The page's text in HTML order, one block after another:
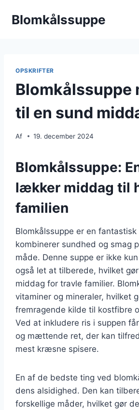
Blomkålssuppe
OPSKRIFTER
Blomkålssuppe
til en sund
Af 19. december 2024
Blomkålssuppe:
lækker middag til
familien
Blomkålssuppe er en
kombinerer sundhed og smag
måde. Denne suppe er ikke
også let at tilberede, hvilket
middag for travle familier.
vitaminer og mineraler, hvilket
fremragende kilde til kostfibre
Ved at inkludere ris i suppen
og mættende ret, der kan
mest kræsne spisere.
En af de bedste ting ved
dens alsidighed. Den kan
forskellige måder, hvilket gør